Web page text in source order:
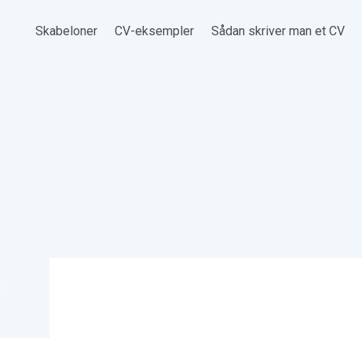
Skabeloner CV-eksempler Sådan skriver man et CV